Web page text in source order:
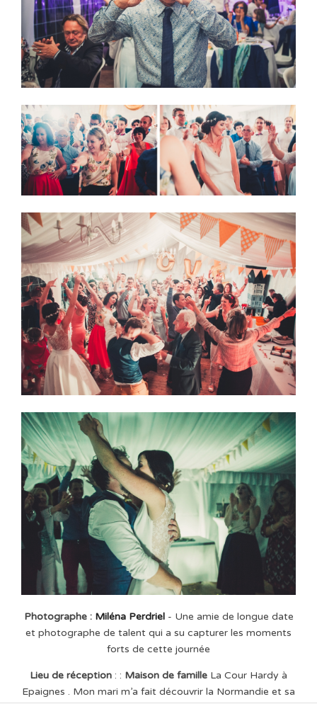
Photographe : Miléna Perdriel- Une amie de longue date
et photographe de talent qui a su capturer les moments
forts de cette journée
Lieu de réception : : Maison de famille La Cour Hardy à
Epaignes . Mon mari m’a fait découvrir la Normandie et sa